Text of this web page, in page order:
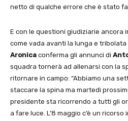
netto di qualche errore che è stato
E con le questioni giudiziarie ancora
come vada avanti la lunga e
Aronica conferma gli annunci di
squadra tornerà ad allenarsi con la
ritornare in campo: “Abbiamo una
staccare la spina ma martedì
presidente sta ricorrendo a tutti gli
a fare luce. L’8 maggio c’è un